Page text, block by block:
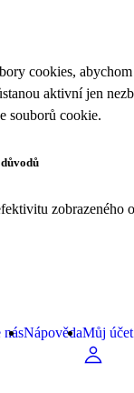
cookies,
aktivní jen
souborů cookie.
zobrazeného
NápovědaMůj účet